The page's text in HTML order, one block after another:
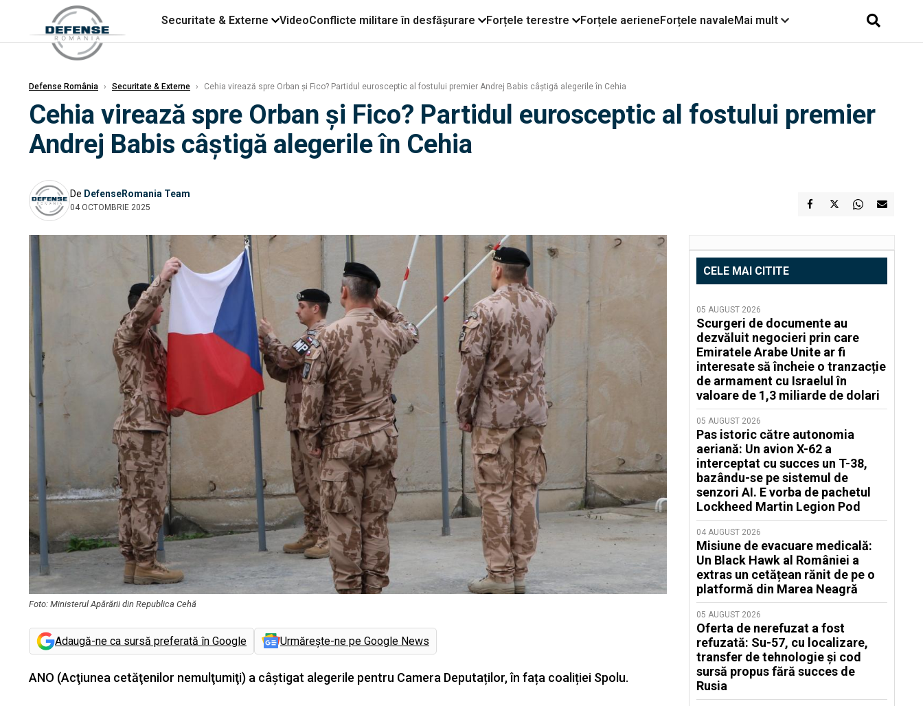
Securitate & Externe VideoConflicte militare în desfășurare Forțele terestre Forțele aerieneForțele navaleMai mult
Defense România › Securitate & Externe › Cehia virează spre Orban și Fico? Partidul eurosceptic al fostului premier Andrej Babis câştigă alegerile în Cehia
Cehia virează spre Orban și Fico? Partidul eurosceptic al fostului premier
Andrej Babis câştigă alegerile în Cehia
De DefenseRomania Team
04 OCTOMBRIE 2025
Foto: Ministerul Apărării din Republica Cehă
Adaugă-ne ca sursă preferată în Google Urmărește-ne pe Google News
ANO (Acţiunea cetăţenilor nemulţumiţi) a câștigat alegerile pentru Camera Deputaților, în fața coaliției Spolu.
CELE MAI CITITE
05 AUGUST 2026
Scurgeri de documente au
dezvăluit negocieri prin care
Emiratele Arabe Unite ar fi
interesate să încheie o tranzacție
de armament cu Israelul în
valoare de 1,3 miliarde de dolari
05 AUGUST 2026
Pas istoric către autonomia
aeriană: Un avion X-62 a
interceptat cu succes un T-38,
bazându-se pe sistemul de
senzori AI. E vorba de pachetul
Lockheed Martin Legion Pod
04 AUGUST 2026
Misiune de evacuare medicală:
Un Black Hawk al României a
extras un cetățean rănit de pe o
platformă din Marea Neagră
05 AUGUST 2026
Oferta de nerefuzat a fost
refuzată: Su-57, cu localizare,
transfer de tehnologie și cod
sursă propus fără succes de
Rusia